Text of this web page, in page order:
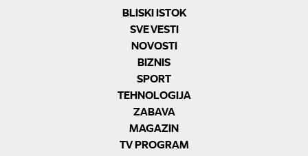
BLISKI ISTOK
SVE VESTI
NOVOSTI
BIZNIS
SPORT
TEHNOLOGIJA
ZABAVA
MAGAZIN
TV PROGRAM